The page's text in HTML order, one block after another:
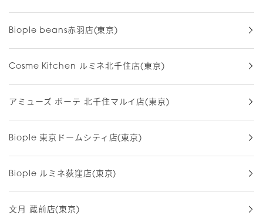
Biople beans赤羽店(東京)
Cosme Kitchen ルミネ北千住店(東京)
アミューズ ボーテ 北千住マルイ店(東京)
Biople 東京ドームシティ店(東京)
Biople ルミネ荻窪店(東京)
文月 蔵前店(東京)